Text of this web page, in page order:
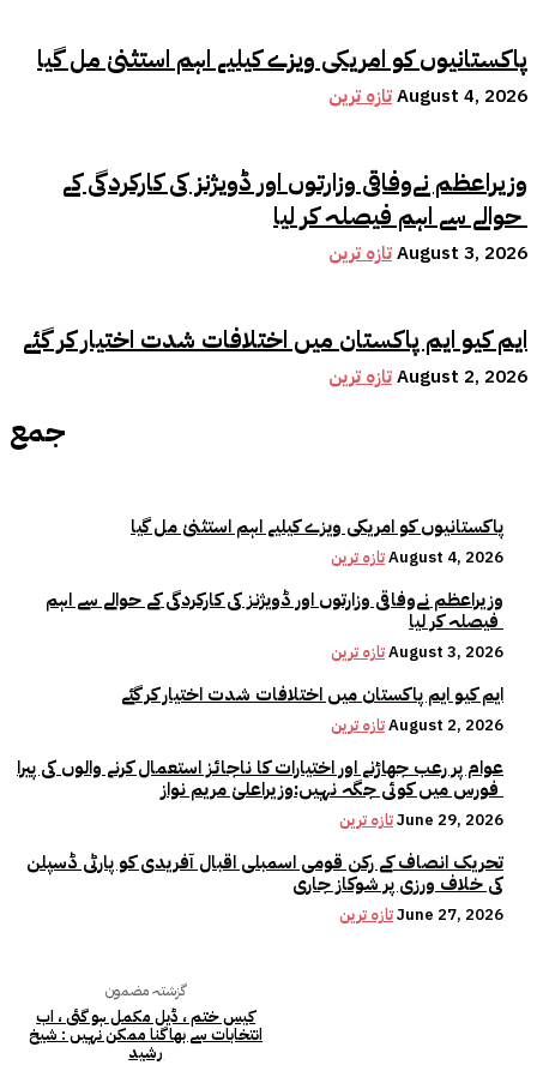
پاکستانیوں کو امریکی ویزے کیلیے اہم استثنیٰ مل گیا
تازہ ترینAugust 4, 2026
وزیراعظم نےوفاقی وزارتوں اور ڈویژنز کی کارکردگی کے
حوالے سے اہم فیصلہ کر لیا
تازہ ترینAugust 3, 2026
ایم کیو ایم پاکستان میں اختلافات شدت اختیار کر گئے
تازہ ترینAugust 2, 2026
جمع
پاکستانیوں کو امریکی ویزے کیلیے اہم استثنیٰ مل گیا
تازہ ترینAugust 4, 2026
وزیراعظم نےوفاقی وزارتوں اور ڈویژنز کی کارکردگی کے حوالے سے اہم
تازہ ترینAugust 3, 2026
ایم کیو ایم پاکستان میں اختلافات شدت اختیار کر گئے
تازہ ترینAugust 2, 2026
عوام پر رعب جھاڑنے اور اختیارات کا ناجائز استعمال کرنے والوں کی پیرا
تازہ ترینJune 29, 2026
تحریک انصاف کے رکن قومی اسمبلی اقبال آفریدی کو پارٹی ڈسپلن
کی خلاف ورزی پر شوکاز جاری
تازہ ترینJune 27, 2026
گزشتہ مضمون
کیس ختم ، ڈیل مکمل ہو گئی ، اب
انتخابات سے بھاگنا ممکن نہیں : شیخ
رشید